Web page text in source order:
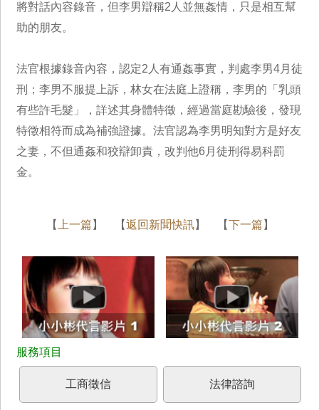
將對話內容錄音，但李男辯稱2人並無姦情，只是相互幫
助的朋友。
法官根據錄音內容，認定2人有通姦事實，判處李男4月徒
刑；李男不服提上訴，林女在法庭上證稱，李男的「乳頭
有些許毛髮」，詳述其身體特徵，經過當庭勘驗後，發現
特徵相符而成為補強證據。法官認為李男明知對方是好友
之妻，不但通姦和狡辯卸責，改判他6月徒刑得易科罰
金。
【 上一篇 】 【返回新聞快訊】 【下一篇 】
工商徵信 法律諮詢